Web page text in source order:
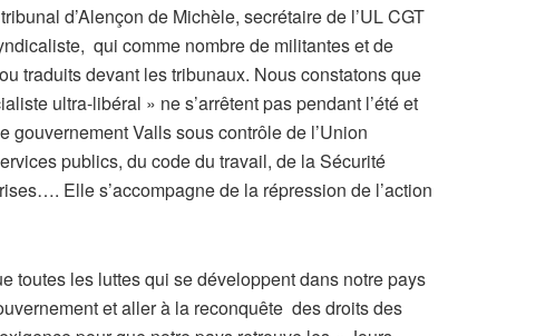
d’Alençon de Michèle, secrétaire de l’UL CGT
qui comme nombre de militantes et de
traduits devant les tribunaux. Nous constatons que
ultra-libéral » ne s’arrêtent pas pendant l’été et
Valls sous contrôle de l’Union
publics, du code du travail, de la Sécurité
Elle s’accompagne de la répression de l’action
toutes les luttes qui se développent dans notre pays
et aller à la reconquête des droits des